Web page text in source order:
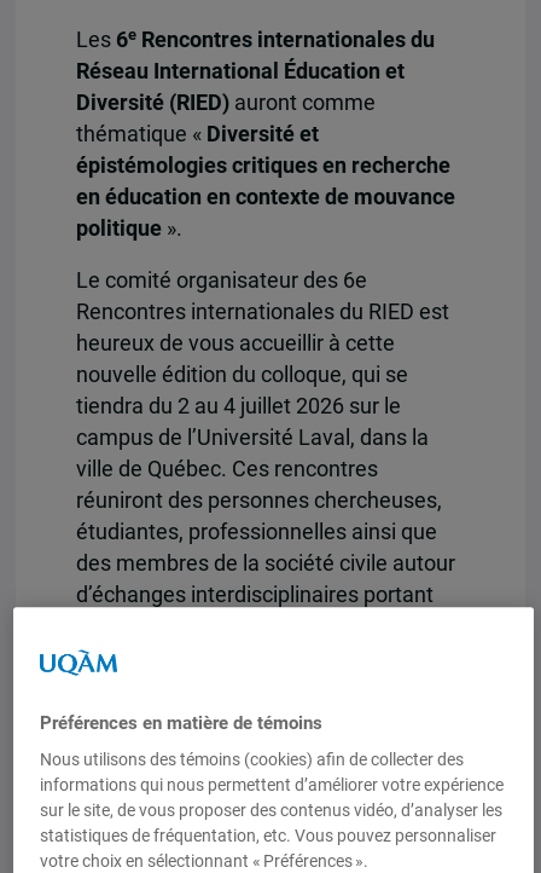
Les 6eRencontres internationales du
Réseau International Éducation et
Diversité (RIED)auront comme
thématique « Diversité et
épistémologies critiques en recherche
en éducation en contexte de mouvance
politique ».
Le comité organisateur des 6e
Rencontres internationales du RIED est
heureux de vous accueillir à cette
nouvelle édition du colloque, qui se
tiendra du 2 au 4 juillet 2026 sur le
campus de l’Université Laval, dans la
ville de Québec. Ces rencontres
réuniront des personnes chercheuses,
étudiantes, professionnelles ainsi que
des membres de la société civile autour
d’échanges interdisciplinaires portant
l’éducation, de la diversité et des
Diversité et épistémologies critiques en
recherche en éducation en contexte de
mouvance politique, cette édition
propose une réflexion collective sur les
transformations sociales, politiques et
Préférences en matière de témoins
Nous utilisons des témoins (cookies) afin de collecter des
informations qui nous permettent d’améliorer votre expérience
sur le site, de vous proposer des contenus vidéo, d’analyser les
statistiques de fréquentation, etc. Vous pouvez personnaliser
votre choix en sélectionnant « Préférences ».